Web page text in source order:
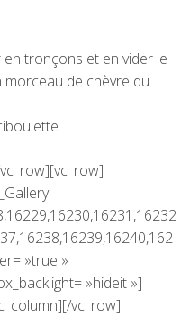
tronçons et en vider le
de chèvre du
»true »
»hideit »]
vc_row]